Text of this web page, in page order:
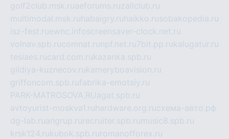
golf2club.msk.ruaeforums.ruzallclub.ru
multimodal.msk.ru habaigry.ru haikko.rusobakopedia.ru
isz-fest.ruewnc.infoscreensaver-clock.net.ru
volnav.spb.rucomnat.ru npf.net.ru7bit.pp.rukalugatur.ru
tesiaes.rucard.com.rukazanka.spb.ru
gildiya-kuznecov.rukameryboavision.ru
griffoncom.spb.rufabrika-emotsiy.ru
PARK-MATROSOVA.RUagat.spb.ru
avtoyurist-moskva1.ru hardware.org.ruсхема-авто.рф
dg-lab.ruangrup.ru recruiter.spb.ru music8.spb.ru
krsk124.rukubok.spb.ru romanofforex.ru